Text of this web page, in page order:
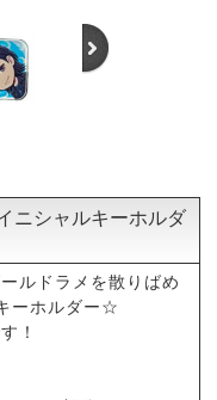
ニシャルキーホルダ
ルドラメを散りばめ
ーホルダー☆
！